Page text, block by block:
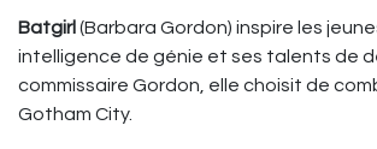
Batgirl(Barbara Gordon) inspire les
intelligence de génie et ses talents de
commissaire Gordon, elle choisit de
Gotham City.